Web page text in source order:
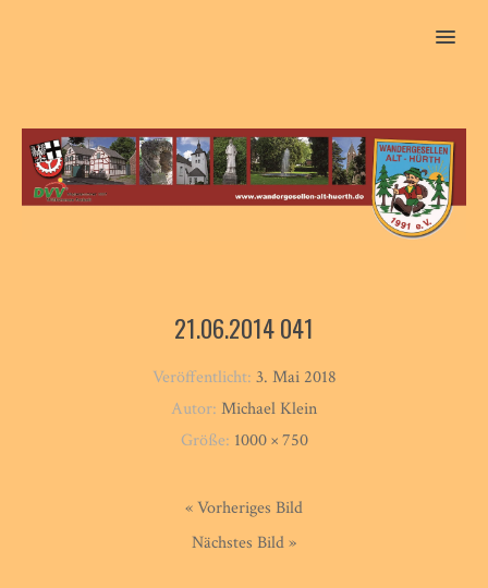
MENU
21.06.2014 041
Veröffentlicht: 3. Mai 2018
Autor: Michael Klein
Größe: 1000 × 750
« Vorheriges Bild
Nächstes Bild »